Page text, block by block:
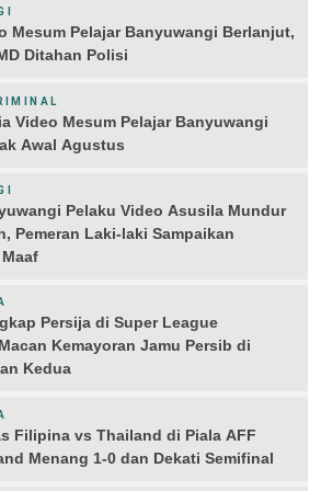
Mesum Pelajar Banyuwangi Berlanjut,
Ditahan Polisi
Video Mesum Pelajar Banyuwangi
Awal Agustus
Pelaku Video Asusila Mundur
Pemeran Laki-laki Sampaikan
Persija di Super League
Kemayoran Jamu Persib di
Kedua
Filipina vs Thailand di Piala AFF
Menang 1-0 dan Dekati Semifinal